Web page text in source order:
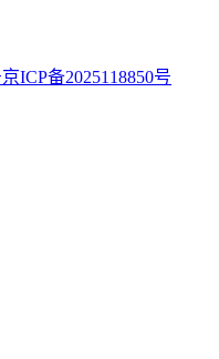
京ICP备2025118850号